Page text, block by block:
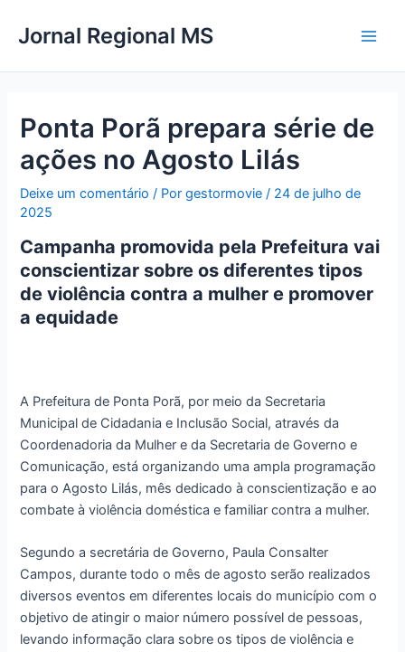
para
conteúdo
Jornal Regional MS
Ponta Porã prepara série de
ações no Agosto Lilás
Deixe um comentário / Porgestormovie/ 24 de julho de
2025
Campanha promovida pela Prefeitura vai
conscientizar sobre os diferentes tipos
de violência contra a mulher e promover
a equidade
A Prefeitura de Ponta Porã, por meio da Secretaria
Municipal de Cidadania e Inclusão Social, através da
Coordenadoria da Mulher e da Secretaria de Governo e
Comunicação, está organizando uma ampla programação
para o Agosto Lilás, mês dedicado à conscientização e ao
combate à violência doméstica e familiar contra a mulher.
Segundo a secretária de Governo, Paula Consalter
Campos, durante todo o mês de agosto serão realizados
diversos eventos em diferentes locais do município com o
objetivo de atingir o maior número possível de pessoas,
levando informação clara sobre os tipos de violência e